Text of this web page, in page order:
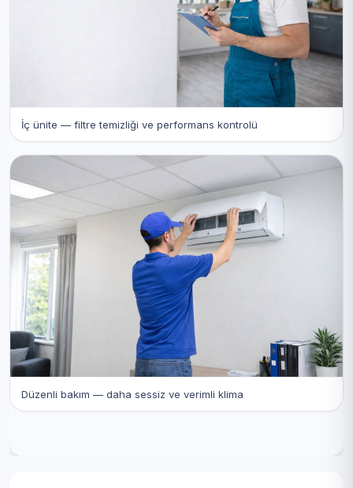
İç ünite — filtre temizliği ve performans kontrolü
Düzenli bakım — daha sessiz ve verimli klima